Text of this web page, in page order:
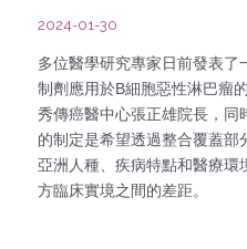
2024-01-30
多位醫學研究專家日前發表了
制劑應用於B細胞惡性淋巴瘤
秀傳癌醫中心張正雄院長，同
的制定是希望透過整合覆蓋部
亞洲人種、疾病特點和醫療環
方臨床實境之間的差距。